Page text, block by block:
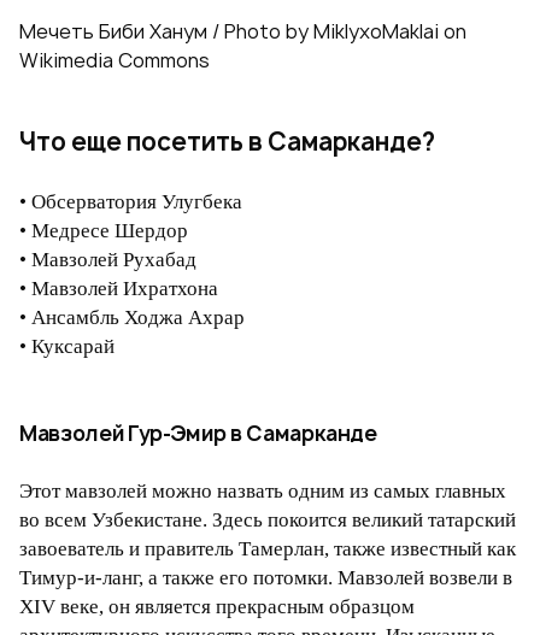
Мечеть Биби Ханум / Photo by MiklyxoMaklai on
Wikimedia Commons
Что еще посетить в Самарканде?
• Обсерватория Улугбека
• Медресе Шердор
• Мавзолей Рухабад
• Мавзолей Ихратхона
• Ансамбль Ходжа Ахрар
• Куксарай
Мавзолей Гур-Эмир в Самарканде
Этот мавзолей можно назвать одним из самых главных
во всем Узбекистане. Здесь покоится великий татарский
завоеватель и правитель Тамерлан, также известный как
Тимур-и-ланг, а также его потомки. Мавзолей возвели в
XIV веке, он является прекрасным образцом